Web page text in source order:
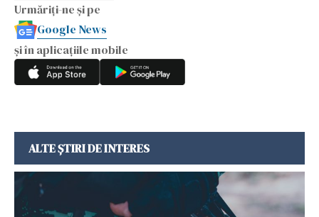
Urmăriți-ne și pe
Google News
și în aplicațiile mobile
ALTE ȘTIRI DE INTERES